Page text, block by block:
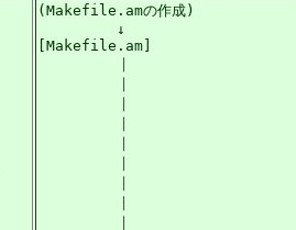
(Makefile.amの作成)
         ↓
[Makefile.am]
         ｜
         ｜
         ｜
         ｜
         ｜
         ｜
         ｜
         ｜
         ｜